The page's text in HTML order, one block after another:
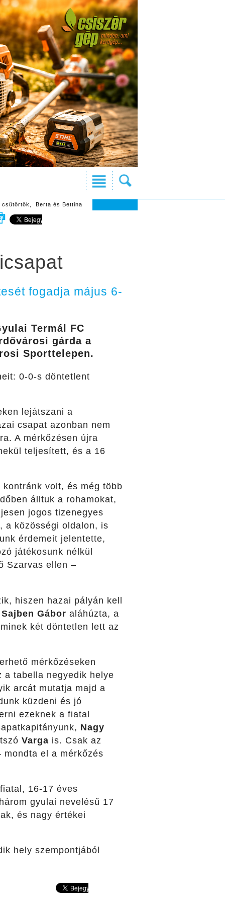
csütörtök, Berta és Bettina
fogadja május 6-
Termál FC
gárda a
Sporttelepen.
0-0-s döntetlent
lejátszani a
csapat azonban nem
A mérkőzésen újra
teljesített, és a 16
volt, és még több
álltuk a rohamokat,
jogos tizenegyes
a közösségi oldalon, is
érdemeit jelentette,
játékosunk nélkül
Szarvas ellen –
hiszen hazai pályán kell
Sajben Gábor aláhúzta, a
két döntetlen lett az
mérkőzéseken
a tabella negyedik helye
arcát mutatja majd a
küzdeni és jó
ezeknek a fiatal
Nagy
Varga is. Csak az
el a mérkőzés
16-17 éves
gyulai nevelésű 17
és nagy értékei
hely szempontjából